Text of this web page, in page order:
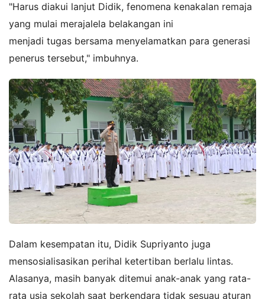
"Harus diakui lanjut Didik, fenomena kenakalan remaja
yang mulai merajalela belakangan ini
menjadi tugas bersama menyelamatkan para generasi
penerus tersebut," imbuhnya.
Dalam kesempatan itu, Didik Supriyanto juga
mensosialisasikan perihal ketertiban berlalu lintas.
Alasanya, masih banyak ditemui anak-anak yang rata-
rata usia sekolah saat berkendara tidak sesuau aturan